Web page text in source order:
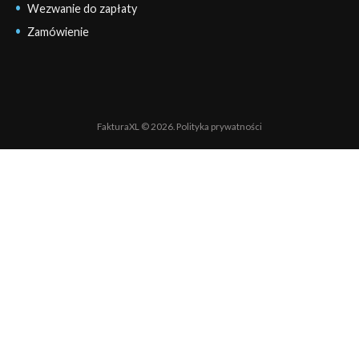
Wezwanie do zapłaty
Zamówienie
FakturaXL © 2026. Polityka prywatności